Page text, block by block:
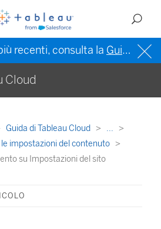
recenti, consulta la Guida di Tableau in inglese (Stati Uniti)
Cloud
Guida di Tableau Cloud
...
impostazioni del contenuto
su Impostazioni del sito